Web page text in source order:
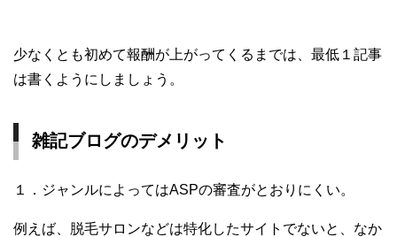
少なくとも初めて報酬が上がってくるまでは、最低１記事
は書くようにしましょう。
雑記ブログのデメリット
１．ジャンルによってはASPの審査がとおりにくい。
例えば、脱毛サロンなどは特化したサイトでないと、なか